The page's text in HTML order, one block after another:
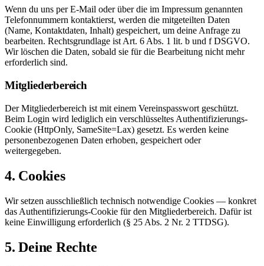
Wenn du uns per E-Mail oder über die im Impressum genannten
Telefonnummern kontaktierst, werden die mitgeteilten Daten
(Name, Kontaktdaten, Inhalt) gespeichert, um deine Anfrage zu
bearbeiten. Rechtsgrundlage ist Art. 6 Abs. 1 lit. b und f DSGVO.
Wir löschen die Daten, sobald sie für die Bearbeitung nicht mehr
erforderlich sind.
Mitgliederbereich
Der Mitgliederbereich ist mit einem Vereinspasswort geschützt.
Beim Login wird lediglich ein verschlüsseltes Authentifizierungs-
Cookie (HttpOnly, SameSite=Lax) gesetzt. Es werden keine
personenbezogenen Daten erhoben, gespeichert oder
weitergegeben.
4. Cookies
Wir setzen ausschließlich technisch notwendige Cookies — konkret
das Authentifizierungs-Cookie für den Mitgliederbereich. Dafür ist
keine Einwilligung erforderlich (§ 25 Abs. 2 Nr. 2 TTDSG).
5. Deine Rechte